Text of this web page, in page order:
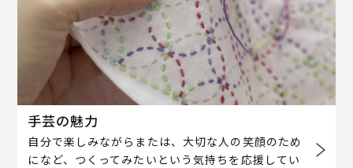
手芸の魅力
自分で楽しみながらまたは、大切な人の笑顔のため
になど、つくってみたいという気持ちを応援してい